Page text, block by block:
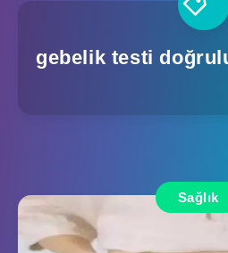
gebelik testi
Sağlık